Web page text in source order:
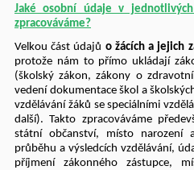
Jaké osobní údaje v jednotlivých
zpracováváme?
Velkou část údajů o žácích a jejich
protože nám to přímo ukládají
(školský zákon, zákony o
vedení dokumentace škol a
vzdělávání žáků se speciálními
další). Takto zpracováváme
státní občanství, místo
průběhu a výsledcích vzdělávání,
příjmení zákonného zástupce,